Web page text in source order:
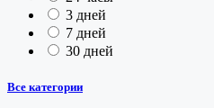
3 дней
7 дней
30 дней
Все категории